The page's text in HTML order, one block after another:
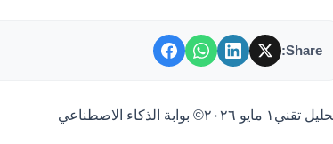
Share:
تقني ١ مايو ٢٠٢٦ © بوابة الذكاء الاصطناعي